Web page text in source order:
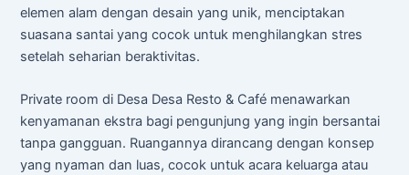
elemen alam dengan desain yang unik, menciptakan
suasana santai yang cocok untuk menghilangkan stres
setelah seharian beraktivitas.
Private room di Desa Desa Resto & Café menawarkan
kenyamanan ekstra bagi pengunjung yang ingin bersantai
tanpa gangguan. Ruangannya dirancang dengan konsep
yang nyaman dan luas, cocok untuk acara keluarga atau